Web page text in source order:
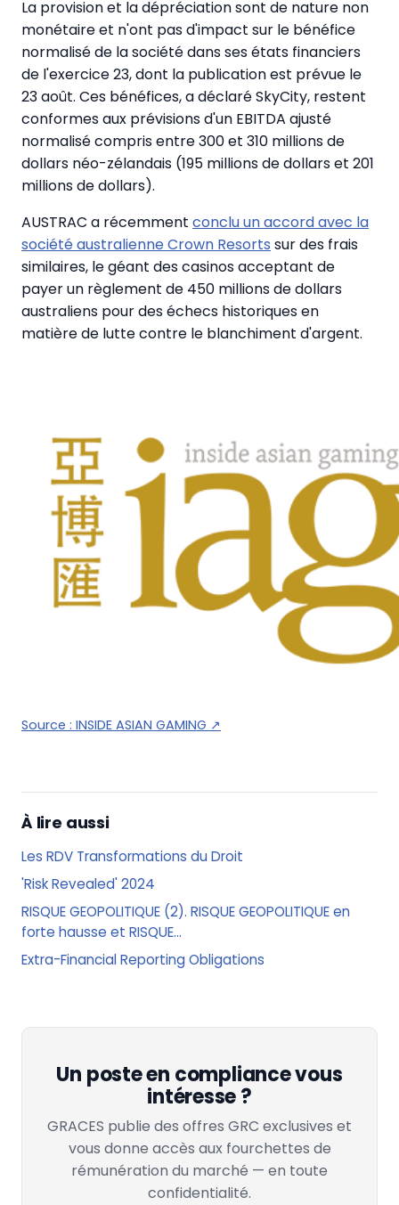
La provision et la dépréciation sont de nature non
monétaire et n'ont pas d'impact sur le bénéfice
normalisé de la société dans ses états financiers
de l'exercice 23, dont la publication est prévue le
23 août. Ces bénéfices, a déclaré SkyCity, restent
conformes aux prévisions d'un EBITDA ajusté
normalisé compris entre 300 et 310 millions de
dollars néo-zélandais (195 millions de dollars et 201
millions de dollars).
AUSTRAC a récemment conclu un accord avec la
société australienne Crown Resorts sur des frais
similaires, le géant des casinos acceptant de
payer un règlement de 450 millions de dollars
australiens pour des échecs historiques en
matière de lutte contre le blanchiment d'argent.
Source : INSIDE ASIAN GAMING ↗
À lire aussi
Les RDV Transformations du Droit
'Risk Revealed' 2024
RISQUE GEOPOLITIQUE (2). RISQUE GEOPOLITIQUE en
forte hausse et RISQUE...
Extra-Financial Reporting Obligations
Un poste en compliance vous
intéresse ?
GRACES publie des offres GRC exclusives et
vous donne accès aux fourchettes de
rémunération du marché — en toute
confidentialité.